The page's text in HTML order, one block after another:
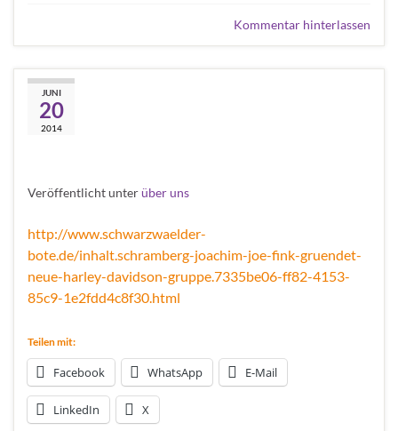
Kommentar hinterlassen
JUNI
20
2014
Veröffentlicht unterüber uns
http://www.schwarzwaelder-
bote.de/inhalt.schramberg-joachim-joe-fink-gruendet-
neue-harley-davidson-gruppe.7335be06-ff82-4153-
85c9-1e2fdd4c8f30.html
Teilen mit:
Facebook WhatsApp E-Mail
LinkedIn X